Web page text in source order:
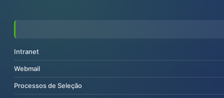
Intranet
Webmail
Processos de Seleção